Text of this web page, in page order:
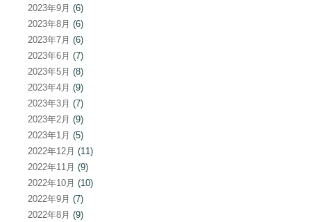
2023年9月 (6)
2023年8月 (6)
2023年7月 (6)
2023年6月 (7)
2023年5月 (8)
2023年4月 (9)
2023年3月 (7)
2023年2月 (9)
2023年1月 (5)
2022年12月 (11)
2022年11月 (9)
2022年10月 (10)
2022年9月 (7)
2022年8月 (9)